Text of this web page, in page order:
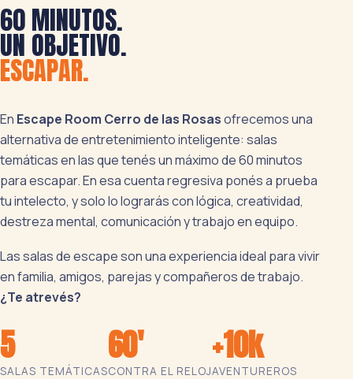
60 MINUTOS.
UN OBJETIVO.
ESCAPAR.
En Escape Room Cerro de las Rosasofrecemos una
alternativa de entretenimiento inteligente: salas
temáticas en las que tenés un máximo de 60 minutos
para escapar. En esa cuenta regresiva ponés a prueba
tu intelecto, y solo lo lograrás con lógica, creatividad,
destreza mental, comunicación y trabajo en equipo.
Las salas de escape son una experiencia ideal para vivir
en familia, amigos, parejas y compañeros de trabajo.
¿Te atrevés?
5
SALAS TEMÁTICAS
60'
CONTRA EL RELOJ
+10k
AVENTUREROS